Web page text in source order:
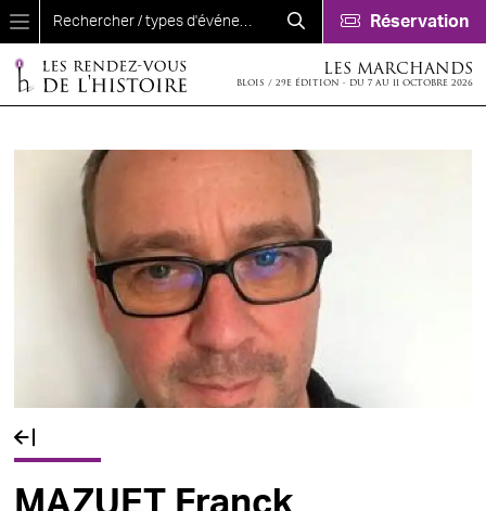
Aller au contenu principal
Réservation
LES MARCHANDS
BLOIS / 29E ÉDITION - DU 7 AU 11 OCTOBRE 2026
Fil d'Ariane